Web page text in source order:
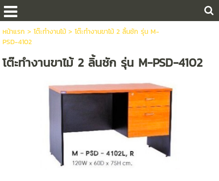
หน้าแรก > โต๊ะทำงานไม้> โต๊ะทำงานขาไม้ 2 ลิ้นชัก รุ่น M-
PSD-4102
โต๊ะทำงานขาไม้ 2 ลิ้นชัก รุ่น M-PSD-4102